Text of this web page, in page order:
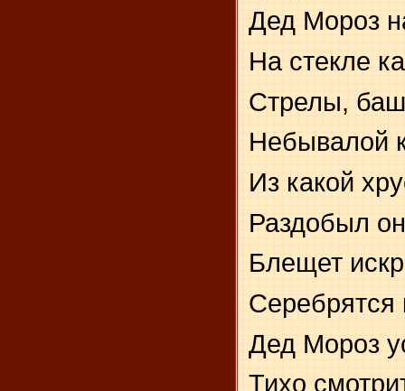
Дед Мороз
На стекле
Стрелы,
Небывалой
Из какой
Раздобыл
Блещет
Серебрятся
Дед Мороз
Тихо